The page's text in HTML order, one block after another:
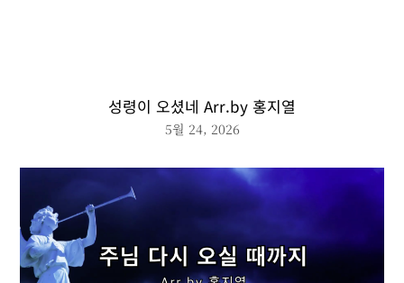
성령이 오셨네 Arr.by 홍지열
5월 24, 2026